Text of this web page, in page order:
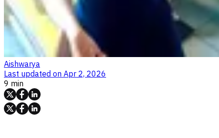
Aishwarya
Last updated on Apr 2, 2026
9 min